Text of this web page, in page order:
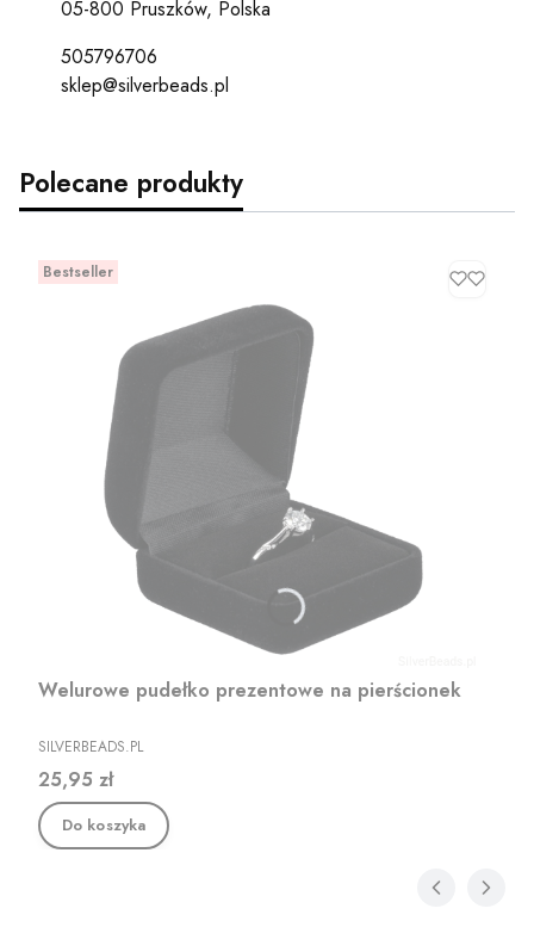
05-800 Pruszków, Polska
505796706
sklep@silverbeads.pl
Polecane produkty
Bestseller
Welurowe pudełko prezentowe na pierścionek
PRODUCENT
SILVERBEADS.PL
Cena
25,95 zł
Do koszyka